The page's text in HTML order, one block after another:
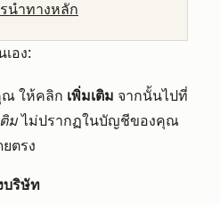
นำทางหลัก
อง:
ณ ให้คลิก เพิ่มเติม จากนั้นไปที่
มไม่ปรากฏในบัญชีของคุณ
ตรง
บริษัท